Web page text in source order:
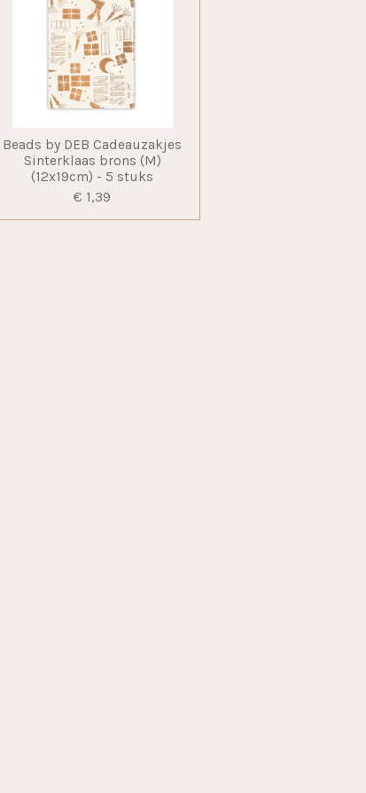
Beads by DEB Cadeauzakjes
Sinterklaas brons (M)
(12x19cm) - 5 stuks
€ 1,39